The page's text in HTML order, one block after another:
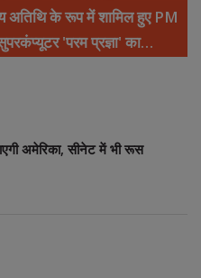
अतिथि के रूप में शामिल हुए PM
'परम प्रज्ञा' का
अमेरिका, सीनेट में भी रूस